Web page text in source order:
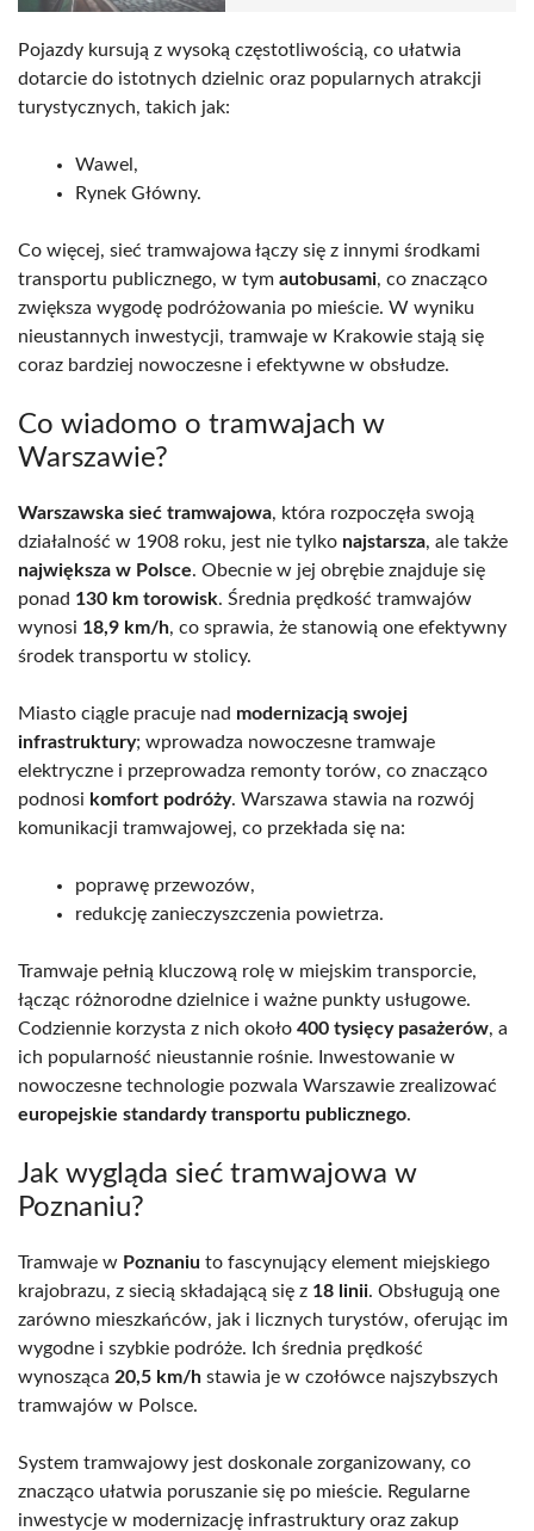
Pojazdy kursują z wysoką częstotliwością, co ułatwia
dotarcie do istotnych dzielnic oraz popularnych atrakcji
turystycznych, takich jak:
Wawel,
Rynek Główny.
Co więcej, sieć tramwajowa łączy się z innymi środkami
transportu publicznego, w tym autobusami, co znacząco
zwiększa wygodę podróżowania po mieście. W wyniku
nieustannych inwestycji, tramwaje w Krakowie stają się
coraz bardziej nowoczesne i efektywne w obsłudze.
Co wiadomo o tramwajach w
Warszawie?
Warszawska sieć tramwajowa, która rozpoczęła swoją
działalność w 1908 roku, jest nie tylko najstarsza, ale także
największa w Polsce. Obecnie w jej obrębie znajduje się
ponad 130 km torowisk. Średnia prędkość tramwajów
wynosi 18,9 km/h, co sprawia, że stanowią one efektywny
środek transportu w stolicy.
Miasto ciągle pracuje nad modernizacją swojej
infrastruktury; wprowadza nowoczesne tramwaje
elektryczne i przeprowadza remonty torów, co znacząco
podnosi komfort podróży. Warszawa stawia na rozwój
komunikacji tramwajowej, co przekłada się na:
poprawę przewozów,
redukcję zanieczyszczenia powietrza.
Tramwaje pełnią kluczową rolę w miejskim transporcie,
łącząc różnorodne dzielnice i ważne punkty usługowe.
Codziennie korzysta z nich około 400 tysięcy pasażerów, a
ich popularność nieustannie rośnie. Inwestowanie w
nowoczesne technologie pozwala Warszawie zrealizować
europejskie standardy transportu publicznego.
Jak wygląda sieć tramwajowa w
Poznaniu?
Tramwaje w Poznaniu to fascynujący element miejskiego
krajobrazu, z siecią składającą się z 18 linii. Obsługują one
zarówno mieszkańców, jak i licznych turystów, oferując im
wygodne i szybkie podróże. Ich średnia prędkość
wynosząca 20,5 km/h stawia je w czołówce najszybszych
tramwajów w Polsce.
System tramwajowy jest doskonale zorganizowany, co
znacząco ułatwia poruszanie się po mieście. Regularne
inwestycje w modernizację infrastruktury oraz zakup